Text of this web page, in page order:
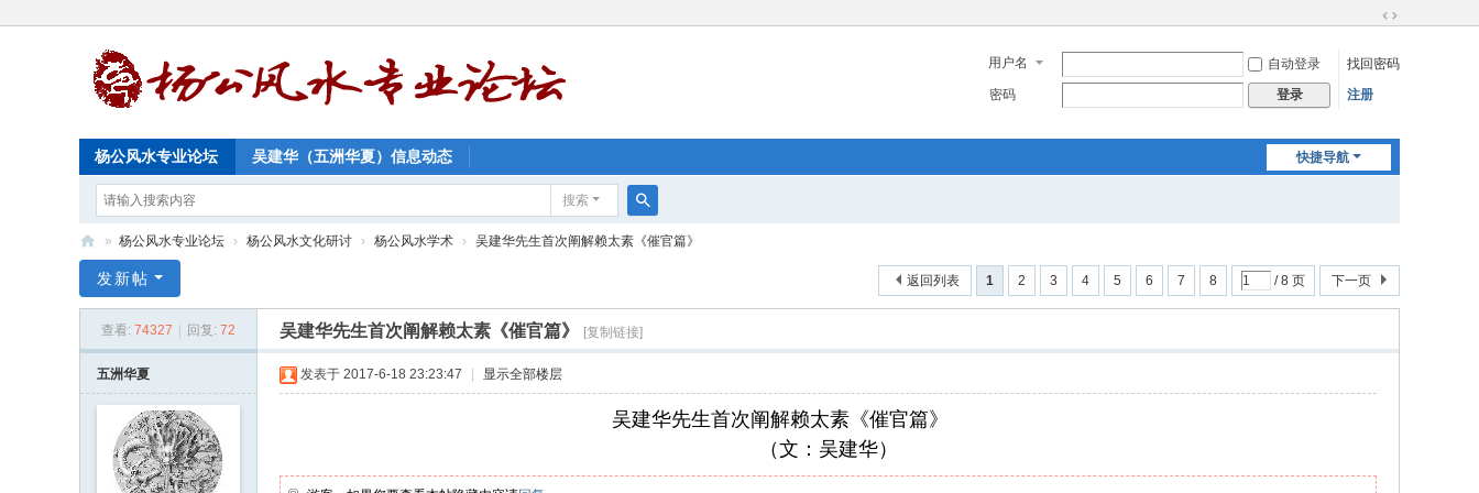
换
到
用户名 自动登录
找回密码
密码
登录 注册
快捷导航
杨公风水专业论坛 吴建华（五洲华夏）信息动态
搜索
搜
公
» 杨公风水专业论坛 › 杨公风水文化研讨 › 杨公风水学术 › 吴建华先生首次阐解赖太素《催官篇》
1 2 3 4 5 6 7 8 / 8 页 下一页
返回列表
发新帖
查看: 74327 回复: 72 吴建华先生首次阐解赖太素《催官篇》 [复制链接]
五洲华夏 发表于 2017-6-18 23:23:47 显示全部楼层
吴建华先生首次阐解赖太素《催官篇》
（文：吴建华）